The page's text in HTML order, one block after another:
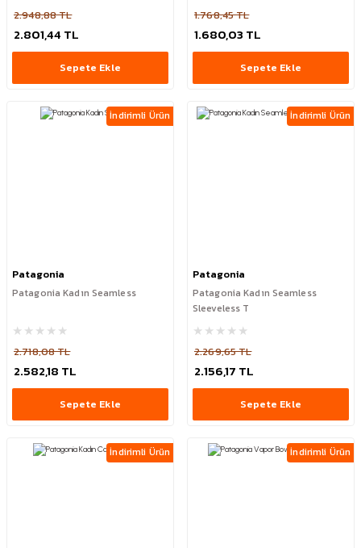
2.948,88 TL
2.801,44 TL
Sepete Ekle
1.768,45 TL
1.680,03 TL
Sepete Ekle
İndirimli Ürün
Patagonia
Patagonia Kadın Seamless
2.718,08 TL
2.582,18 TL
Sepete Ekle
İndirimli Ürün
Patagonia
Patagonia Kadın Seamless
Sleeveless T
2.269,65 TL
2.156,17 TL
Sepete Ekle
İndirimli Ürün İndirimli Ürün